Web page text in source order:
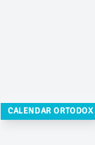
CALENDAR ORTODOX